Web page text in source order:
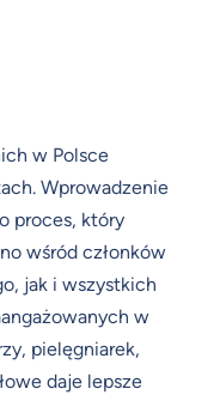
w Polsce
Wprowadzenie
proces, który
wśród członków
jak i wszystkich
w
pielęgniarek,
daje lepsze